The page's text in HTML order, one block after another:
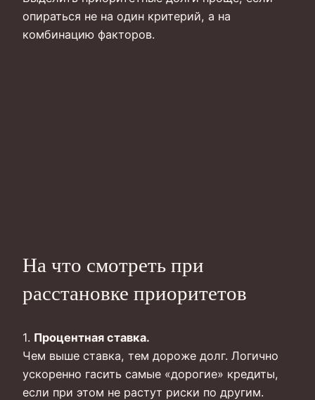
опираться не на один критерий, а на
комбинацию факторов.
На что смотреть при
расстановке приоритетов
1. Процентная ставка.
Чем выше ставка, тем дороже долг. Логично
ускоренно гасить самые «дорогие» кредиты,
если при этом не растут риски по другим.